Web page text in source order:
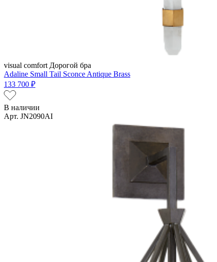
visual comfort Дорогой бра
Adaline Small Tail Sconce Antique Brass
133 700 ₽
В наличии
Арт. JN2090AI